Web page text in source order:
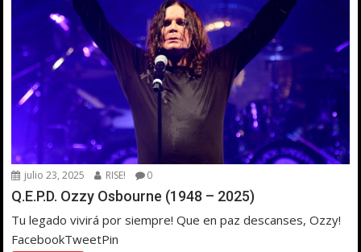
julio 23, 2025 RISE! 0
Q.E.P.D. Ozzy Osbourne (1948 – 2025)
Tu legado vivirá por siempre! Que en paz descanses, Ozzy!
FacebookTweetPin